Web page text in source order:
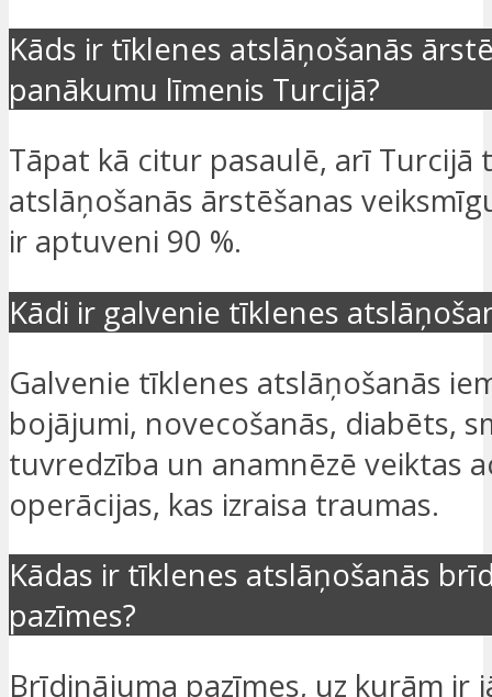
Kāds ir tīklenes atslāņošanās
panākumu līmenis Turcijā?
Tāpat kā citur pasaulē, arī Turcijā
atslāņošanās ārstēšanas
ir aptuveni 90 %.
Kādi ir galvenie tīklenes
Galvenie tīklenes atslāņošanās
bojājumi, novecošanās, diabēts,
tuvredzība un anamnēzē veiktas
operācijas, kas izraisa traumas.
Kādas ir tīklenes atslāņošanās
pazīmes?
Brīdinājuma pazīmes, uz kurām ir